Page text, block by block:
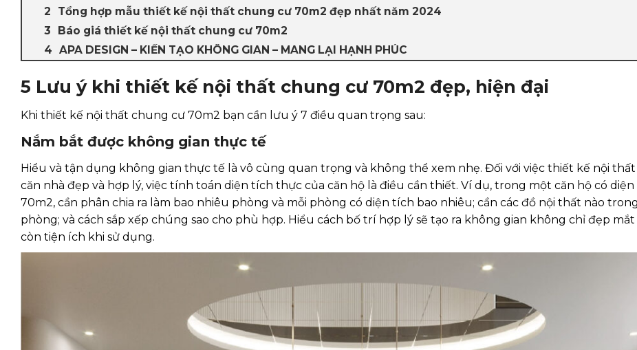
Tổng hợp mẫu thiết kế nội thất chung cư 70m2 đẹp nhất năm 2024
Báo giá thiết kế nội thất chung cư 70m2
APA DESIGN – KIẾN TẠO KHÔNG GIAN – MANG LẠI HẠNH PHÚC
5 Lưu ý khi thiết kế nội thất chung cư 70m2 đẹp, hiện đại
Khi thiết kế nội thất chung cư 70m2 bạn cần lưu ý 7 điều quan trọng sau:
Nắm bắt được không gian thực tế
Hiểu và tận dụng không gian thực tế là vô cùng quan trọng và không thể xem nhẹ. Đối với việc thiết kế nội
căn nhà đẹp và hợp lý, việc tính toán diện tích thực của căn hộ là điều cần thiết. Ví dụ, trong một căn hộ có
70m2, cần phân chia ra làm bao nhiêu phòng và mỗi phòng có diện tích bao nhiêu; cần các đồ nội thất nào
phòng; và cách sắp xếp chúng sao cho phù hợp. Hiểu cách bố trí hợp lý sẽ tạo ra không gian không chỉ đẹp mắt
còn tiện ích khi sử dụng.